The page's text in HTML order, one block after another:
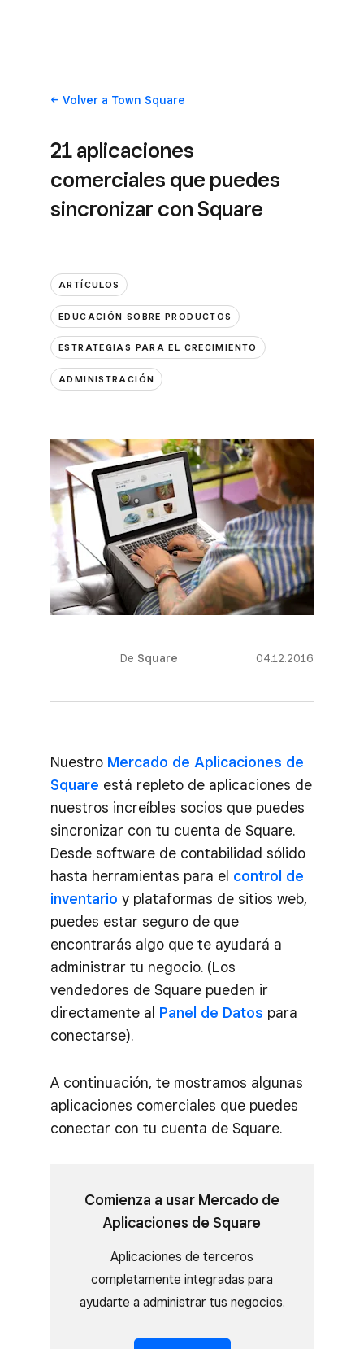
Volvera Town Square
21 aplicaciones
comerciales que puedes
sincronizar con Square
ARTÍCULOS
EDUCACIÓN SOBRE PRODUCTOS
ESTRATEGIAS PARA EL CRECIMIENTO
ADMINISTRACIÓN
De Square 04.12.2016
Nuestro Mercado de Aplicaciones de
Square está repleto de aplicaciones de
nuestros increíbles socios que puedes
sincronizar con tu cuenta de Square.
Desde software de contabilidad sólido
hasta herramientas para el control de
inventario y plataformas de sitios web,
puedes estar seguro de que
encontrarás algo que te ayudará a
administrar tu negocio. (Los
vendedores de Square pueden ir
directamente al Panel de Datos para
conectarse).
A continuación, te mostramos algunas
aplicaciones comerciales que puedes
conectar con tu cuenta de Square.
Comienza a usar Mercado de
Aplicaciones de Square
Aplicaciones de terceros
completamente integradas para
ayudarte a administrar tus negocios.